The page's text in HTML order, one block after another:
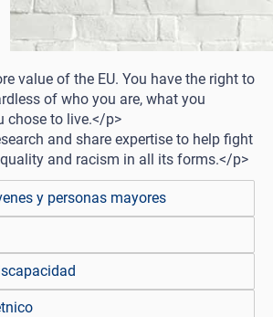
value of the EU. You have the right to
of who you are, what you
chose to live.</p>
and share expertise to help fight
and racism in all its forms.</p>
y personas mayores